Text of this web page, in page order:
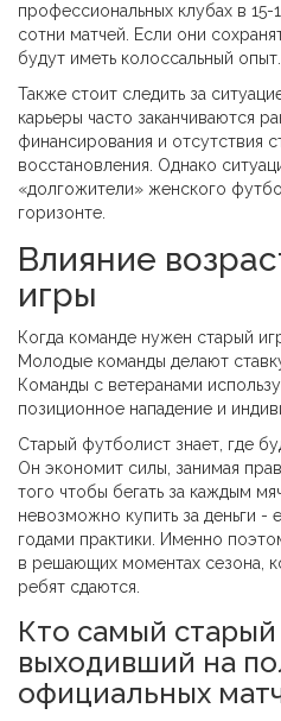
профессиональных клубах в
сотни матчей. Если они
будут иметь колоссальный опыт.
Также стоит следить за
карьеры часто заканчиваются
финансирования и отсутствия
восстановления. Однако
«долгожители» женского
горизонте.
Влияние
игры
Когда команде нужен старый
Молодые команды делают
Команды с ветеранами
позиционное нападение и
Старый футболист знает, где
Он экономит силы, занимая
того чтобы бегать за каждым
невозможно купить за деньги -
годами практики. Именно
в решающих моментах сезона,
ребят сдаются.
Кто самый
выходивший на
официальных